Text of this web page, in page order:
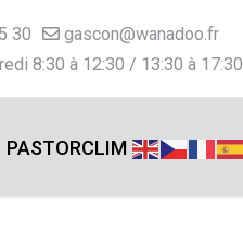
30
gascon@wanadoo.fr
8:30 à 12:30 / 13:30 à 17:30
PASTORCLIM